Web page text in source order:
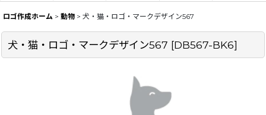
ロゴ作成ホーム > 動物 > 犬・猫・ロゴ・マークデザイン567
犬・猫・ロゴ・マークデザイン567 [DB567-BK6]